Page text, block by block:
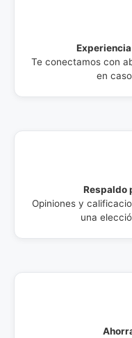
Te conectamos con
en
Respaldo
Opiniones y
una